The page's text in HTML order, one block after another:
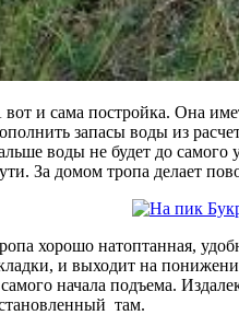
вот и сама постройка. Она
запасы воды из
воды не будет до
За домом тропа делает
хорошо натоптанная,
и выходит на
начала подъема.
там.